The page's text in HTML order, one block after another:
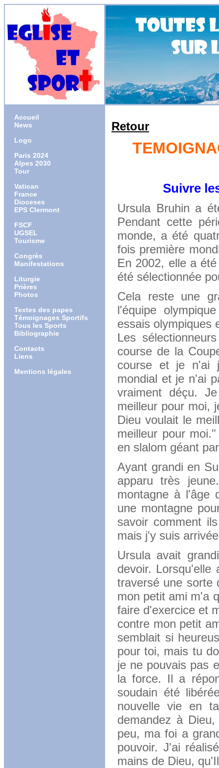
Accueil
News
Logo
Paris 2024
Alpes 2030
Tour
Vatican
France
Dioceses
EPS Clermont
FSCF
UGSEL
Tourisme
Congrès
Manifestations
Liturgie
Prières
Photos
Textes des papes
Témoignages Sportifs
Tous les Sports
Bibliographie
Contacts
Liens
Mentions légales
Retour
Suivre les
Ursula Bruhin a
Pendant cette
monde, a été
fois première
En 2002, elle a
été sélectionnée
Cela reste une
l'équipe
essais olympiques
Les
course de la
course et je n'ai
mondial et je n'ai
vraiment déçu.
meilleur pour moi,
Dieu voulait le
meilleur pour
en slalom géant
Ayant grandi en
apparu très
montagne à l'âge
une montagne
savoir comment
mais j'y suis
Ursula avait
devoir.
traversé une sorte
mon petit ami m'a
faire d'exercice et
contre mon petit
semblait si
pour toi, mais tu
je ne pouvais pas
la force. Il a
soudain été
nouvelle vie en
demandez à
peu, ma foi a
pouvoir. J'ai
mains de Dieu,